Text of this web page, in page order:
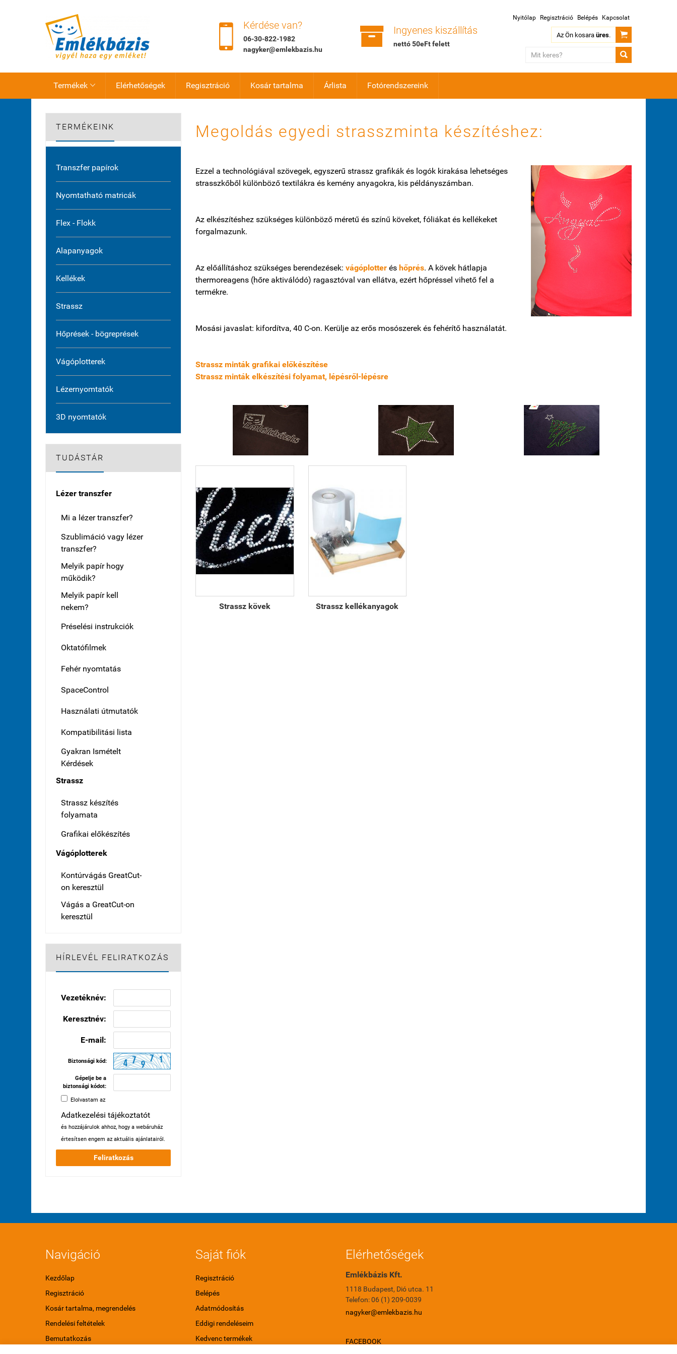
 Kérdése van?
06-30-822-1982
nagyker@emlekbazis.hu
 Ingyenes kiszállítás
nettó 50eFt felett
Nyitólap Regisztráció Belépés Kapcsolat
Az Ön kosara üres.


Termékek  Elérhetőségek Regisztráció Kosár tartalma Árlista Fotórendszereink
TERMÉKEINK
Transzfer papírok
Nyomtatható matricák
Flex - Flokk
Alapanyagok
Kellékek
Strassz
Hőprések - bögreprések
Vágóplotterek
Lézernyomtatók
3D nyomtatók
TUDÁSTÁR
Lézer transzfer
Mi a lézer transzfer?
Szublimáció vagy lézer
transzfer?
Melyik papír hogy
működik?
Melyik papír kell
nekem?
Préselési instrukciók
Oktatófilmek
Fehér nyomtatás
SpaceControl
Használati útmutatók
Kompatibilitási lista
Gyakran Ismételt
Kérdések
Strassz
Strassz készítés
folyamata
Grafikai előkészítés
Vágóplotterek
Kontúrvágás GreatCut-
on keresztül
Vágás a GreatCut-on
keresztül
HÍRLEVÉL FELIRATKOZÁS
Vezetéknév:
Keresztnév:
E-mail:
Biztonsági kód:
Gépelje be a
biztonsági kódot:
Elolvastam az
Adatkezelési tájékoztatót
és hozzájárulok ahhoz, hogy a webáruház
értesítsen engem az aktuális ajánlatairól.
Feliratkozás
Megoldás egyedi strasszminta készítéshez:
Ezzel a technológiával szövegek, egyszerű strassz grafikák és logók kirakása lehetséges
strasszkőből különböző textilákra és kemény anyagokra, kis példányszámban.
Az elkészítéshez szükséges különböző méretű és színű köveket, fóliákat és kellékeket
forgalmazunk.
Az előállításhoz szükséges berendezések: vágóplotter és hőprés. A kövek hátlapja
thermoreagens (hőre aktiválódó) ragasztóval van ellátva, ezért hőpréssel vihető fel a
termékre.
Mosási javaslat: kifordítva, 40 C-on. Kerülje az erős mosószerek és fehérítő használatát.
Strassz minták grafikai előkészítése
Strassz minták elkészítési folyamat, lépésről-lépésre
Strassz kövek Strassz kellékanyagok
Navigáció
Kezdőlap
Regisztráció
Kosár tartalma, megrendelés
Rendelési feltételek
Bemutatkozás
Saját fiók
Regisztráció
Belépés
Adatmódosítás
Eddigi rendeléseim
Kedvenc termékek
Elérhetőségek
Emlékbázis Kft.
1118 Budapest, Dió utca. 11
Telefon: 06 (1) 209-0039
nagyker@emlekbazis.hu
FACEBOOK